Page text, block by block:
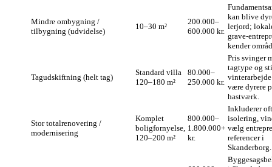
Mindre ombygning /
tilbygning (udvidelse)
10–30 m²
200.000–
600.000 kr.
kan blive
lerjord;
kender
Tagudskiftning (helt tag)
Standard villa
120–180 m²
80.000–
250.000 kr.
Pris svinger
tagtype og
være dyrere
hastværk.
Stor totalrenovering /
modernisering
Komplet
boligfornyelse,
120–200 m²
800.000–
1.800.000+
kr.
Inkluderer
isolering,
vælg
referencer i
Skanderborg.